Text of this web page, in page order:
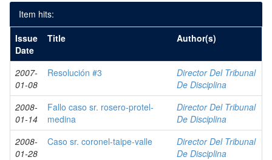
Item hits:
Issue
Date
Title Author(s)
2007-
01-08
Resolución #3
Director Del Tribunal
De Disciplina
2008-
01-14
Fallo caso sr. rosero-protel-
medina
Director Del Tribunal
De Disciplina
2008-
01-28
Caso sr. coronel-taipe-valle
Director Del Tribunal
De Disciplina